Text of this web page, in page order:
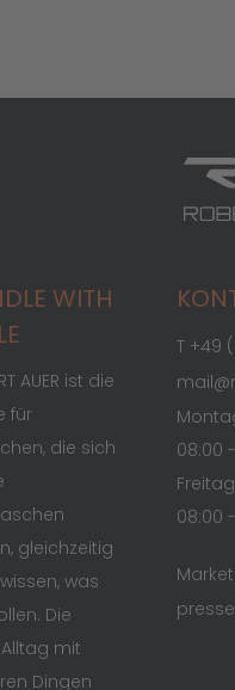
WITH
AUER ist die
für
die sich
gleichzeitig
was
Die
mit
Dingen
T +49
08:00
Freitag
08:00